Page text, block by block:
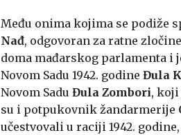
Među onima kojima se podiže
Nađ, odgovoran za ratne
doma mađarskog parlamenta i
Novom Sadu 1942. godine Đula
Novom Sadu Đula Zombori, koji
su i potpukovnik žandarmerije
učestvovali u raciji 1942.